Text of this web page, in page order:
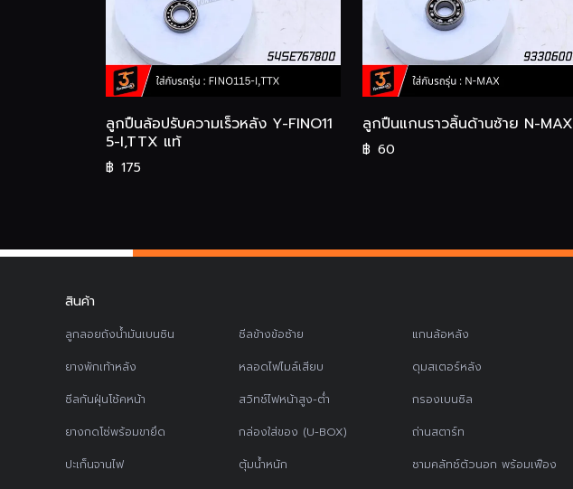
ลูกปืนล้อปรับความเร็วหลัง Y-FINO11
5-I,TTX แท้
฿ 175
ลูกปืนแกนราวลิ้นด้านซ้าย N-MAX
฿ 60
สินค้า
ลูกลอยถังน้ำมันเบนซิน
ยางพักเท้าหลัง
ซีลกันฝุ่นโช้คหน้า
ยางกดโซ่พร้อมขายึด
ปะเก็นจานไฟ
ซีลข้างข้อซ้าย
หลอดไฟไมล์เสียบ
สวิทช์ไฟหน้าสูง-ต่ำ
กล่องใส่ของ (U-BOX)
ตุ้มน้ำหนัก
แกนล้อหลัง
ดุมสเตอร์หลัง
กรองเบนซิล
ถ่านสตาร์ท
ชามคลัทช์ตัวนอก พร้อมเฟือง